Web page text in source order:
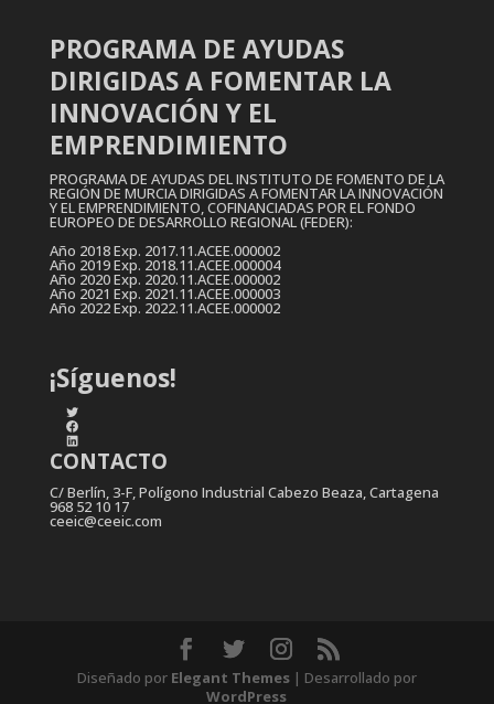
PROGRAMA DE AYUDAS
DIRIGIDAS A FOMENTAR LA
INNOVACIÓN Y EL
EMPRENDIMIENTO
PROGRAMA DE AYUDAS DEL INSTITUTO DE FOMENTO DE LA
REGIÓN DE MURCIA DIRIGIDAS A FOMENTAR LA INNOVACIÓN
Y EL EMPRENDIMIENTO, COFINANCIADAS POR EL FONDO
EUROPEO DE DESARROLLO REGIONAL (FEDER):
Año 2018 Exp. 2017.11.ACEE.000002
Año 2019 Exp. 2018.11.ACEE.000004
Año 2020 Exp. 2020.11.ACEE.000002
Año 2021 Exp. 2021.11.ACEE.000003
Año 2022 Exp. 2022.11.ACEE.000002
¡Síguenos!
Twitter
Facebook
LinkedIn
CONTACTO
C/ Berlín, 3-F, Polígono Industrial Cabezo Beaza, Cartagena
968 52 10 17
ceeic@ceeic.com
Diseñado por Elegant Themes| Desarrollado por
WordPress